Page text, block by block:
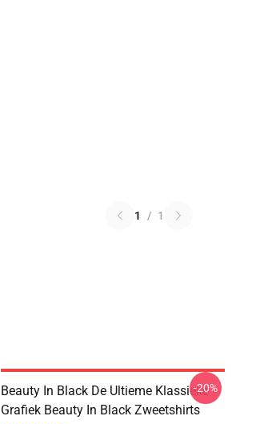
1 / 1
Beauty In Black De Ultieme Klassieke
Grafiek Beauty In Black Zweetshirts
-20%